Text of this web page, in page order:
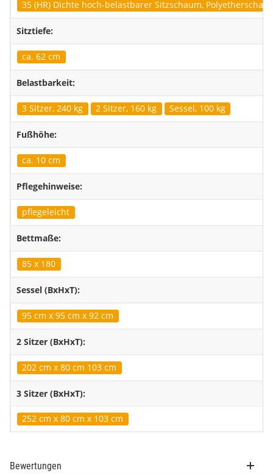
35 (HR) Dichte hoch-belastbarer Sitzschaum,
Sitztiefe:
ca. 62 cm
Belastbarkeit:
3 Sitzer, 240 kg 2 Sitzer, 160 kg Sessel, 100 kg
Fußhöhe:
ca. 10 cm
Pflegehinweise:
pflegeleicht
Bettmaße:
85 x 180
Sessel (BxHxT):
95 cm x 95 cm x 92 cm
2 Sitzer (BxHxT):
202 cm x 80 cm 103 cm
3 Sitzer (BxHxT):
252 cm x 80 cm x 103 cm
Bewertungen